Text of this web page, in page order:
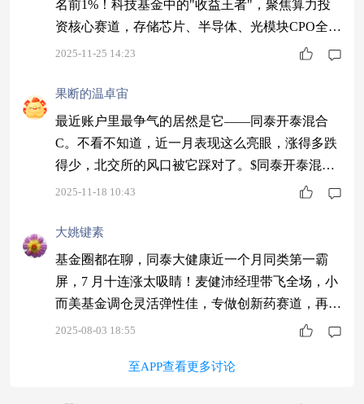
名前1%！科技基金中的"收益王者"，聚焦算力投
资核心赛道，存储芯片、半导体、光模块CPO全产
业链精准覆盖，中科大半导体专家掌舵，科技牛市
票C$ #银行股逆势走强！行情逻辑是什么？#
2025-11-25 14:23
果断的温卓宙
最近账户里最争气的居然是它——同泰开泰混合
C。不看不知道，近一月表现这么亮眼，涨得多跌
得少，北交所的风口被它踩对了。$同泰开泰混合
C$ #4000点 到底要不要止盈？#
2025-11-18 10:43
大姚键素
基金圈都在聊，同泰大健康近一个月同类第一霸
屏，7 月十连涨太吸睛！麦健沛经理带飞全场，小
而美基金调仓灵活弹性佳，专做创新药赛道，再不
跟就晚了$同泰大健康主题混合C$
2025-08-03 18:55
至APP查看更多讨论